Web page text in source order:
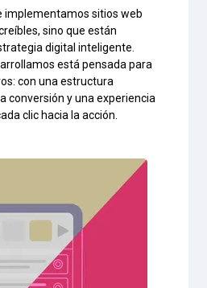
implementamos sitios web
sino que están
digital inteligente.
está pensada para
con una estructura
conversión y una experiencia
clic hacia la acción.